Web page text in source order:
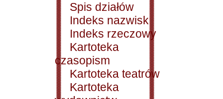
Spis działów
Indeks nazwisk
Indeks rzeczowy
Kartoteka
czasopism
Kartoteka teatrów
Kartoteka